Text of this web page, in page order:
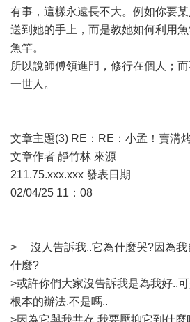
有事，這樣永遠長不大。例如你要
送到她的手上，而是教她如何利用
魚竿。
所以說師傅領進門，修行在個人；
一世人。
文章主題(3) RE：RE：小孟！賣溝
文章作者 靜竹林 來源
211.75.xxx.xxx 發表日期
02/04/25 11：08
> 沒人告訴我..它為什麼哭?因為我
什麼?
>或許你們大家沒告訴我是為我好..
根本的辦法.不是嗎..
>因為它與我共存,我要壓抑它到什